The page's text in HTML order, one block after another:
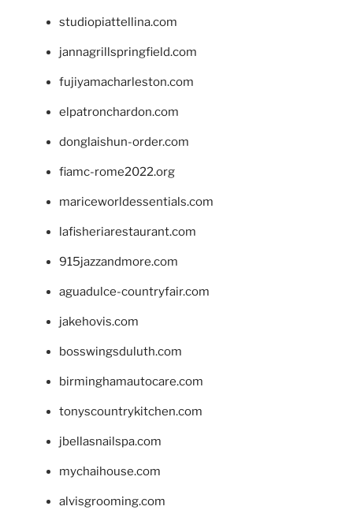
studiopiattellina.com
jannagrillspringfield.com
fujiyamacharleston.com
elpatronchardon.com
donglaishun-order.com
fiamc-rome2022.org
mariceworldessentials.com
lafisheriarestaurant.com
915jazzandmore.com
aguadulce-countryfair.com
jakehovis.com
bosswingsduluth.com
birminghamautocare.com
tonyscountrykitchen.com
jbellasnailspa.com
mychaihouse.com
alvisgrooming.com